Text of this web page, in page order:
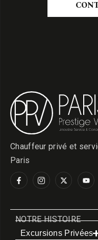
Chauffeur privé et
Paris
NOTRE HISTOIRE
Excursions Privées